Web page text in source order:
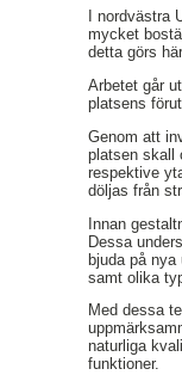
I
mycket
detta görs
Arbetet går
platsens
Genom att
platsen skall
respektive
döljas från
Innan
Dessa
bjuda på
samt olika
Med dessa
naturliga
funktioner.